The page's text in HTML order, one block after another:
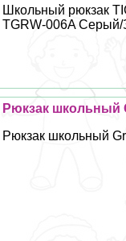
Школьный рюкзак
TGRW-006A Серый/
Рюкзак школьный
Рюкзак школьный